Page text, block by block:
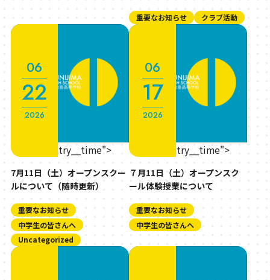
重要なお知らせ クラブ活動
2026
06
22
" class="entry__time">
7月11日（土）オープンスクー
ルについて（随時更新）
重要なお知らせ
中学生の皆さんへ
Uncategorized
2026
06
17
" class="entry__time">
７月11日（土）オープンスク
ール体験授業について
重要なお知らせ
中学生の皆さんへ